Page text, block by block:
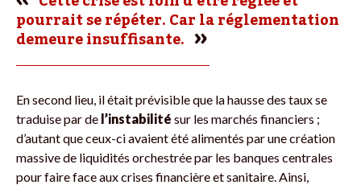
pourrait se répéter. Car la réglementation
demeure insuffisante.
En second lieu, il était prévisible que la hausse des taux se
traduise par de l’instabilité sur les marchés financiers ;
d’autant que ceux-ci avaient été alimentés par une création
massive de liquidités orchestrée par les banques centrales
pour faire face aux crises financière et sanitaire. Ainsi,